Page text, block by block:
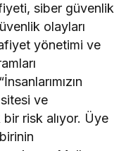
siber güvenlik
olayları
yönetimi ve
ve
risk alıyor. Üye